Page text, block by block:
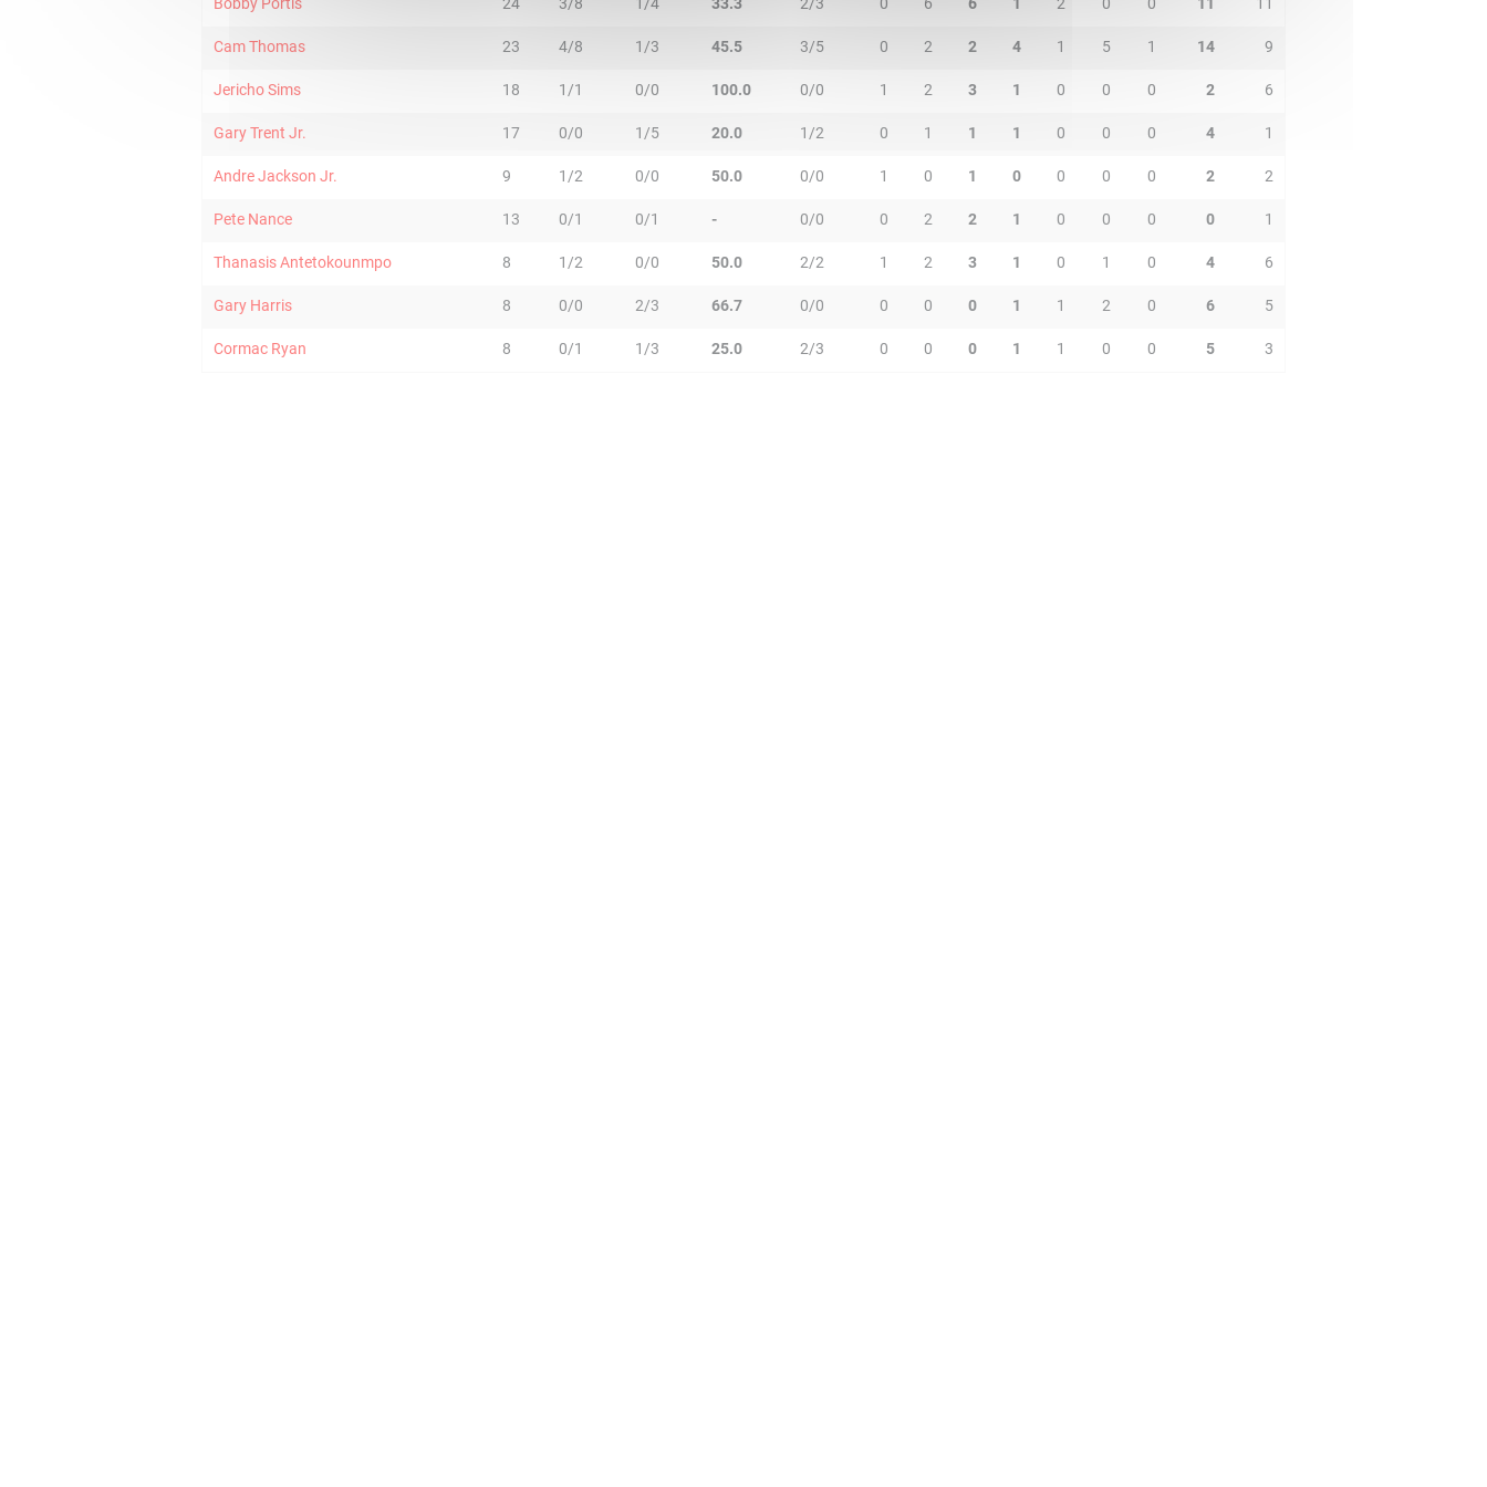
Cam Thomas 23 4/8 1/3 45.5 3/5 0 2 2 4 1 5 1 14 9
Jericho Sims 18 1/1 0/0 100.0 0/0 1 2 3 1 0 0 0 2 6
Gary Trent Jr. 17 0/0 1/5 20.0 1/2 0 1 1 1 0 0 0 4 1
Andre Jackson Jr. 9 1/2 0/0 50.0 0/0 1 0 1 0 0 0 0 2 2
Pete Nance 13 0/1 0/1 - 0/0 0 2 2 1 0 0 0 0 1
Thanasis Antetokounmpo 8 1/2 0/0 50.0 2/2 1 2 3 1 0 1 0 4 6
Gary Harris 8 0/0 2/3 66.7 0/0 0 0 0 1 1 2 0 6 5
Cormac Ryan 8 0/1 1/3 25.0 2/3 0 0 0 1 1 0 0 5 3